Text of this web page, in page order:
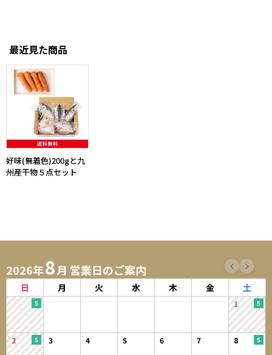
最近見た商品
好味(無着色)200gと九
州産干物５点セット
2026年8月 営業日のご案内
日 月 火 水 木 金 土
1
2 3 4 5 6 7 8